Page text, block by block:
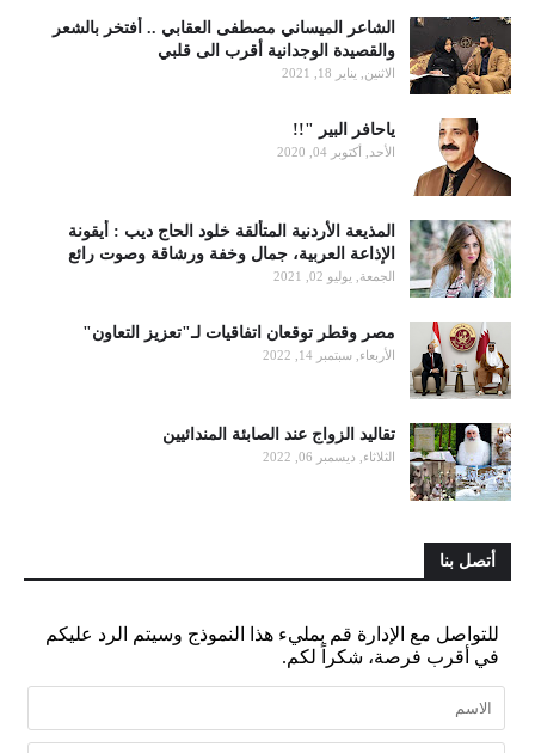
الشاعر الميساني مصطفى العقابي .. أفتخر بالشعر
والقصيدة الوجدانية أقرب الى قلبي
الاثنين, يناير 18, 2021
ياحافر البير "!!
الأحد, أكتوبر 04, 2020
المذيعة الأردنية المتألقة خلود الحاج ديب : أيقونة
الإذاعة العربية، جمال وخفة ورشاقة وصوت رائع
الجمعة, يوليو 02, 2021
مصر وقطر توقعان اتفاقيات لـ"تعزيز التعاون"
الأربعاء, سبتمبر 14, 2022
تقاليد الزواج عند الصابئة المندائيين
الثلاثاء, ديسمبر 06, 2022
أتصل بنا
للتواصل مع الإدارة قم بمليء هذا النموذج وسيتم الرد عليكم
في أقرب فرصة، شكراً لكم.